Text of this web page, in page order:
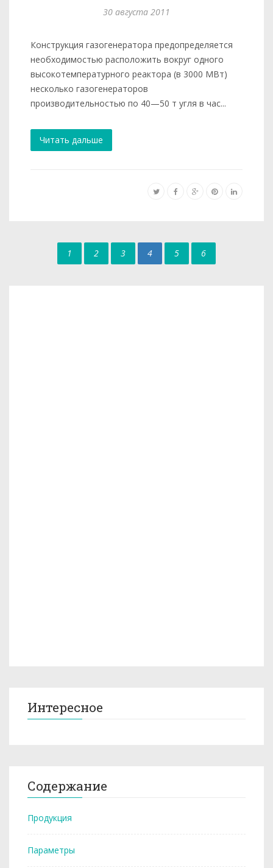
30 августа 2011
Конструкция газогенератора предопределяется
необходимостью расположить вокруг одного
высокотемпературного реактора (в 3000 МВт)
несколько газогенераторов
производительностью по 40—50 т угля в час...
Читать дальше
1 2 3 4 5 6
Интересное
Содержание
Продукция
Параметры